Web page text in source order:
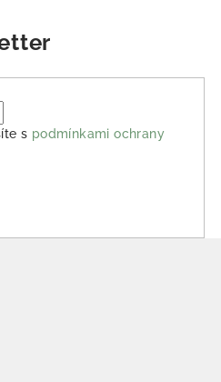
s podmínkami ochrany